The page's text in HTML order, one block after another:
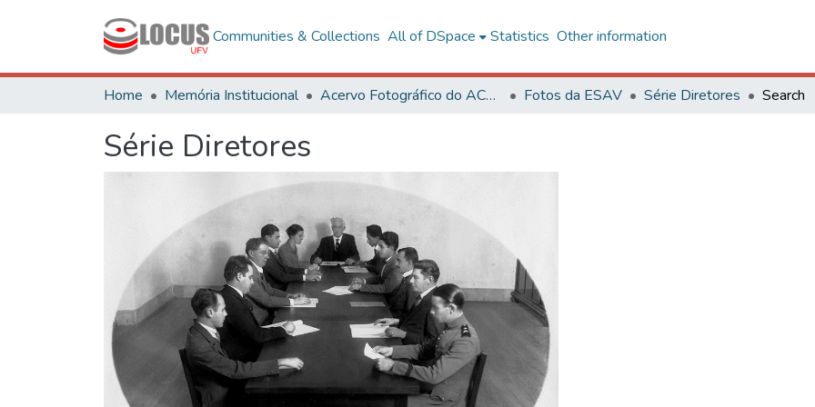
Communities & Collections All of DSpace Statistics Other information
Home Memória Institucional Acervo Fotográfico do ACH-UFV Fotos da ESAV Série Diretores Search
Série Diretores